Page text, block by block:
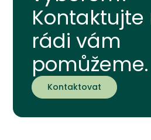
Kontaktujte
rádi vám
pomůžeme.
Kontaktovat